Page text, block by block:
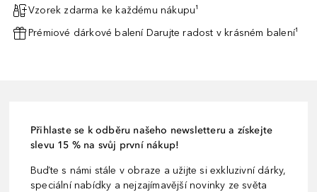
Vzorek zdarma ke každému nákupu¹
Prémiové dárkové balení Darujte radost v krásném balení¹
Přihlaste se k odběru našeho newsletteru a získejte
slevu 15 % na svůj první nákup!
Buďte s námi stále v obraze a užijte si exkluzivní dárky,
speciální nabídky a nejzajímavější novinky ze světa